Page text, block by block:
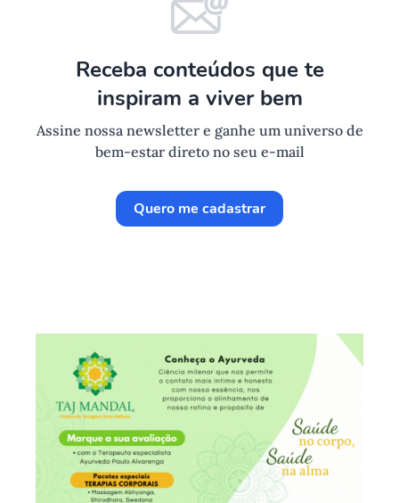
Receba conteúdos que te
inspiram a viver bem
Assine nossa newsletter e ganhe um universo de
bem-estar direto no seu e-mail
Quero me cadastrar